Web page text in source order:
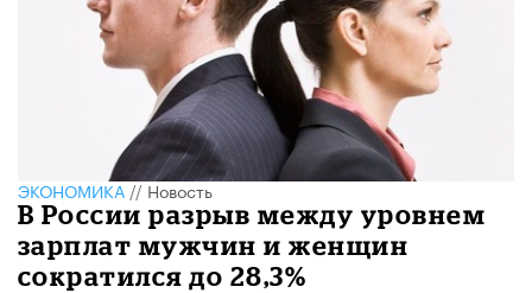
ЭКОНОМИКА//Новость
В России разрыв между уровнем
зарплат мужчин и женщин
сократился до 28,3%